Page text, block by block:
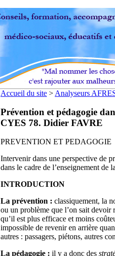
Accueil du site > Analyseurs
Prévention et pédagogie
CYES 78. Didier FAVRE
PREVENTION ET PEDAGOGIE
Intervenir dans une perspective de
dans le cadre de l’enseignement de
INTRODUCTION
La prévention : classiquement, la
ou un problème que l’on sait devoir
qu’il est plus efficace et moins
impossible de revenir en arrière
autres : passagers, piétons, autres
La pédagogie : il y a donc des